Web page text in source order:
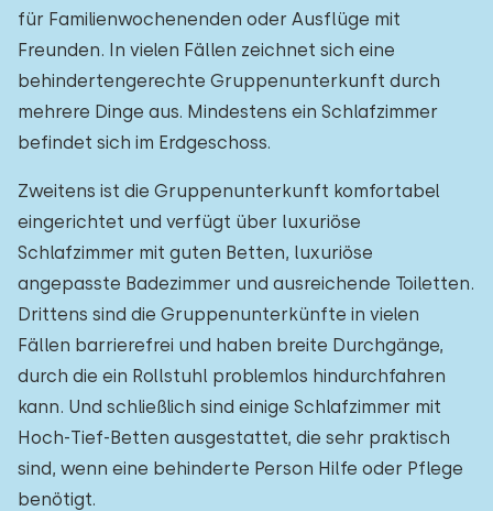
für Familienwochenenden oder Ausflüge mit
Freunden. In vielen Fällen zeichnet sich eine
behindertengerechte Gruppenunterkunft durch
mehrere Dinge aus. Mindestens ein Schlafzimmer
befindet sich im Erdgeschoss.
Zweitens ist die Gruppenunterkunft komfortabel
eingerichtet und verfügt über luxuriöse
Schlafzimmer mit guten Betten, luxuriöse
angepasste Badezimmer und ausreichende Toiletten.
Drittens sind die Gruppenunterkünfte in vielen
Fällen barrierefrei und haben breite Durchgänge,
durch die ein Rollstuhl problemlos hindurchfahren
kann. Und schließlich sind einige Schlafzimmer mit
Hoch-Tief-Betten ausgestattet, die sehr praktisch
sind, wenn eine behinderte Person Hilfe oder Pflege
benötigt.